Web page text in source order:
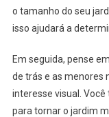
o tamanho do seu
isso ajudará a
Em seguida, pense
de trás e as menores
interesse visual.
para tornar o jardim